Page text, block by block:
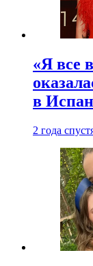
«Я все
в
2 года